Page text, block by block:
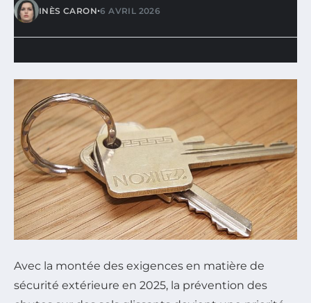
INÈS CARON•6 AVRIL 2026
Avec la montée des exigences en matière de
sécurité extérieure en 2025, la prévention des